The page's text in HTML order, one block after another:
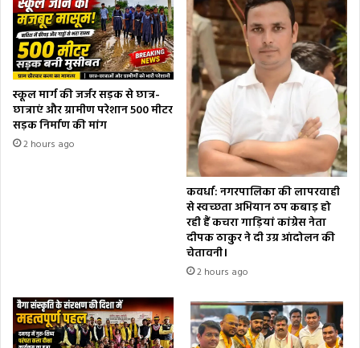
स्कूल मार्ग की जर्जर सड़क से छात्र-
छात्राएं और ग्रामीण परेशान 500 मीटर
सड़क निर्माण की मांग
2 hours ago
कवर्धा: नगरपालिका की लापरवाही
से स्वच्छता अभियान ठप कबाड़ हो
रही हैं कचरा गाड़ियां कांग्रेस नेता
दीपक ठाकुर ने दी उग्र आंदोलन की
चेतावनी।
2 hours ago